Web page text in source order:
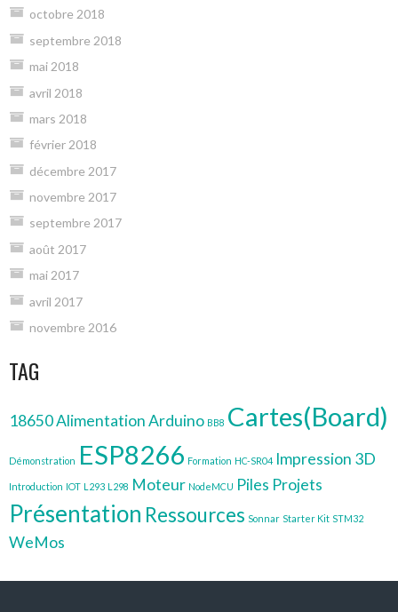
Facebook
octobre 2018
septembre 2018
mai 2018
avril 2018
mars 2018
février 2018
décembre 2017
novembre 2017
septembre 2017
août 2017
mai 2017
avril 2017
novembre 2016
TAG
18650AlimentationArduino BB8 Cartes(Board)
Démonstration ESP8266 Formation HC-SR04 Impression 3D
Introduction IOT L293 L298 Moteur NodeMCU Piles Projets
Présentation Ressources Sonnar Starter Kit STM32
WeMos